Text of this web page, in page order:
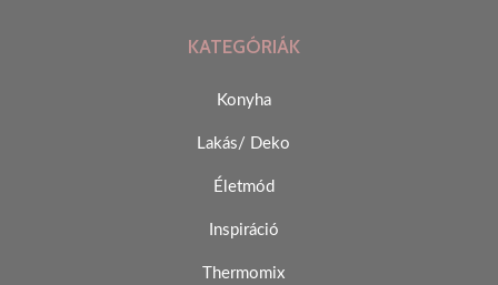
KATEGÓRIÁK
Konyha
Lakás/ Deko
Életmód
Inspiráció
Thermomix